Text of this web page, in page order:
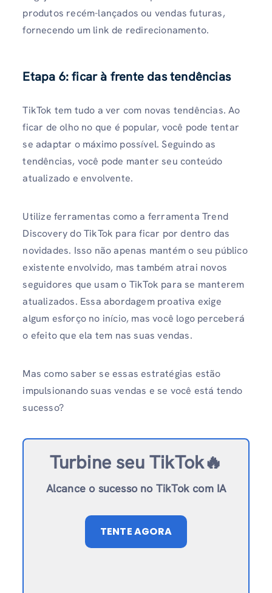
produtos recém-lançados ou vendas futuras,
fornecendo um link de redirecionamento.
Etapa 6: ficar à frente das tendências
TikTok tem tudo a ver com novas tendências. Ao
ficar de olho no que é popular, você pode tentar
se adaptar o máximo possível. Seguindo as
tendências, você pode manter seu conteúdo
atualizado e envolvente.
Utilize ferramentas como a ferramenta Trend
Discovery do TikTok para ficar por dentro das
novidades. Isso não apenas mantém o seu público
existente envolvido, mas também atrai novos
seguidores que usam o TikTok para se manterem
atualizados. Essa abordagem proativa exige
algum esforço no início, mas você logo perceberá
o efeito que ela tem nas suas vendas.
Mas como saber se essas estratégias estão
impulsionando suas vendas e se você está tendo
sucesso?
Turbine seu TikTok🔥
Alcance o sucesso no TikTok com IA
TENTE AGORA